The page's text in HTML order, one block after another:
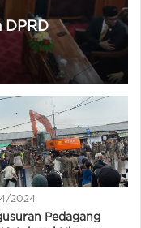
DPRD
2024
Pedagang